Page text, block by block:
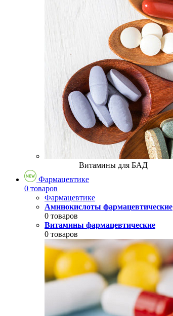
Витамины для БАД
Фармацевтике
0 товаров
Фармацевтике
Аминокислоты фармацевтические
0 товаров
Витамины фармацевтические
0 товаров